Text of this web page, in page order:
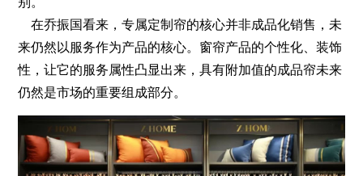
在乔振国看来，专属定制帘的核心并非成品化销售，未
来仍然以服务作为产品的核心。窗帘产品的个性化、装饰
性，让它的服务属性凸显出来，具有附加值的成品帘未来
仍然是市场的重要组成部分。